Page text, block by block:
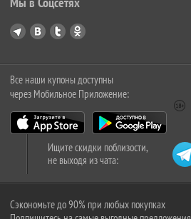
Все наши купоны доступны
через Мобильное Приложение:
Ищите скидки поблизости,
не выходя из чата:
Сэкономьте до 90% при любых покупках